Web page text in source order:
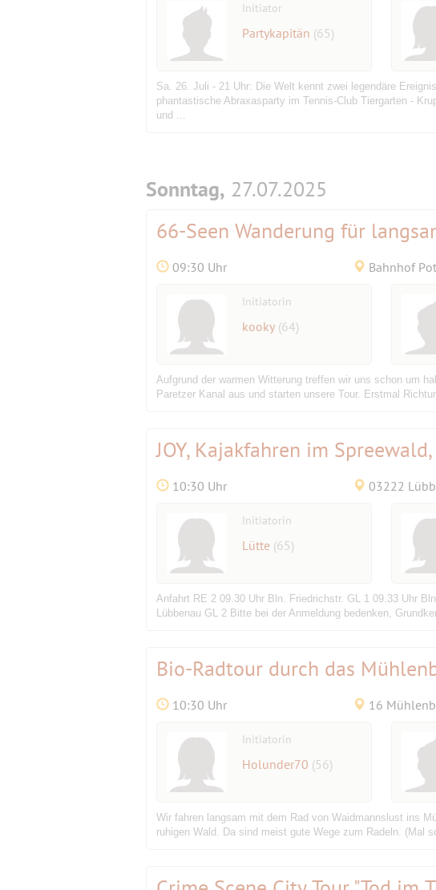
Initiator
Partykapitän (65)
Sa. 26. Juli - 21 Uhr: Die Welt kennt zwei legendäre
phantastische Abraxasparty im Tennis-Club Tiergarten -
und ...
Sonntag, 27.07.2025
66-Seen Wanderung für
09:30 Uhr Bahnhof
Initiatorin
kooky (64)
Aufgrund der warmen Witterung treffen wir uns schon um
Paretzer Kanal aus und starten unsere Tour. Erstmal
JOY, Kajakfahren im
10:30 Uhr 03222
Initiatorin
Lütte (65)
Anfahrt RE 2 09.30 Uhr Bln. Friedrichstr. GL 1 09.33 Uhr
Lübbenau GL 2 Bitte bei der Anmeldung bedenken,
Bio-Radtour durch das
10:30 Uhr 16
Initiatorin
Holunder70 (56)
Wir fahren langsam mit dem Rad von Waidmannslust ins
ruhigen Wald. Da sind meist gute Wege zum Radeln. (Mal